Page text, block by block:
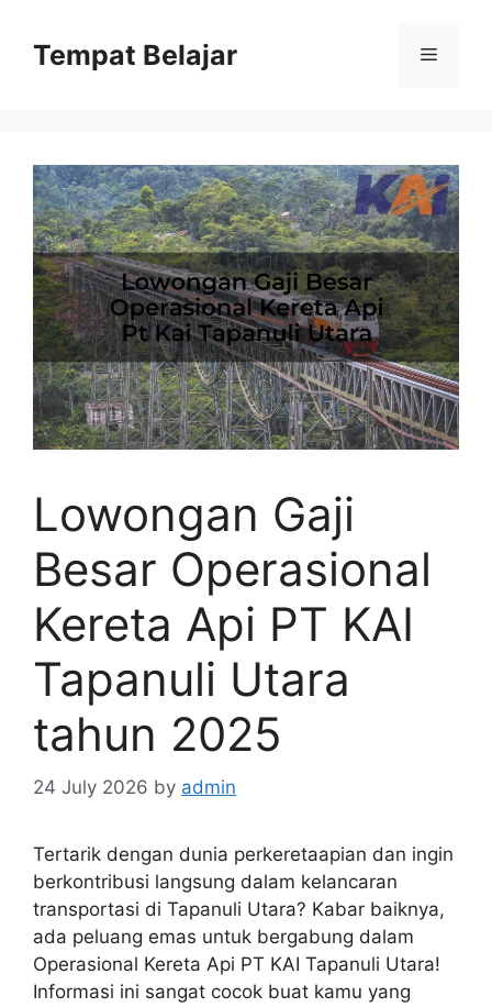
contentTempat Belajar Menu
Lowongan Gaji
Besar Operasional
Kereta Api PT KAI
Tapanuli Utara
tahun 2025
24 July 2026 by admin
Tertarik dengan dunia perkeretaapian dan ingin
berkontribusi langsung dalam kelancaran
transportasi di Tapanuli Utara? Kabar baiknya,
ada peluang emas untuk bergabung dalam
Operasional Kereta Api PT KAI Tapanuli Utara!
Informasi ini sangat cocok buat kamu yang